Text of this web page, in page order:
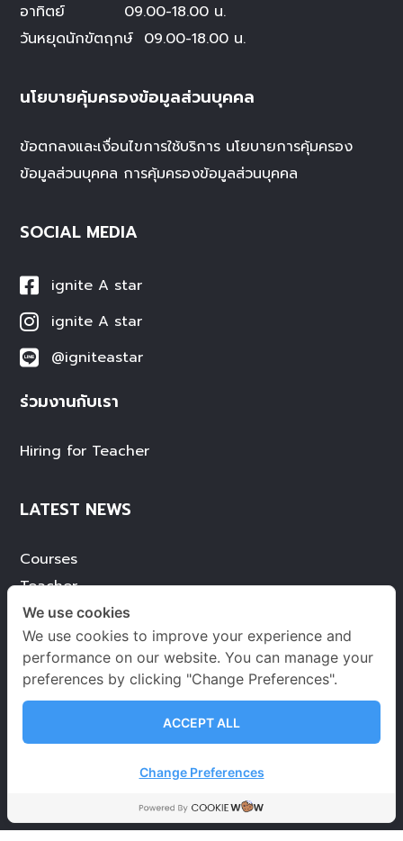
อาทิตย์ 09.00-18.00 น.
วันหยุดนักขัตฤกษ์ 09.00-18.00 น.
นโยบายคุ้มครองข้อมูลส่วนบุคคล
ข้อตกลงและเงื่อนไขการใช้บริการ นโยบายการคุ้มครอง
ข้อมูลส่วนบุคคล การคุ้มครองข้อมูลส่วนบุคคล
SOCIAL MEDIA
ignite A star
ignite A star
@igniteastar
ร่วมงานกับเรา
Hiring for Teacher
LATEST NEWS
Courses
Teacher
Services
Achievement
Blog
Privacy Environmental Policy
© Copyright ignite by Ondemand 2021. All Rights
We use cookies
We use cookies to improve your experience and
performance on our website. You can manage your
preferences by clicking "Change Preferences".
ACCEPT ALL
Change Preferences